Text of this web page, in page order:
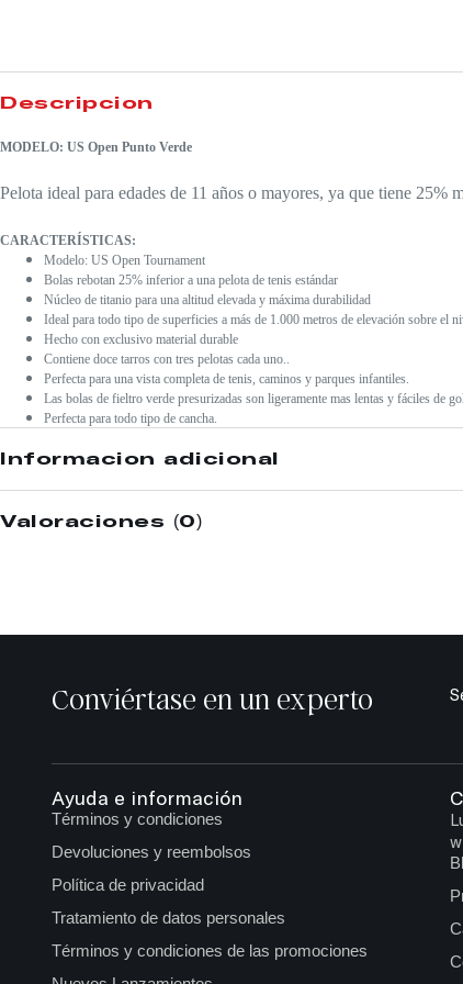
Descripción
MODELO: US Open Punto Verde
Pelota ideal para edades de 11 años o mayores, ya que tiene 25%
CARACTERÍSTICAS:
Modelo: US Open Tournament
Bolas rebotan 25% inferior a una pelota de tenis estándar
Núcleo de titanio para una altitud elevada y máxima durabilidad
Ideal para todo tipo de superficies a más de 1.000 metros de elevación sobre el
Hecho con exclusivo material durable
Contiene doce tarros con tres pelotas cada uno..
Perfecta para una vista completa de tenis, caminos y parques infantiles.
Las bolas de fieltro verde presurizadas son ligeramente mas lentas y fáciles de
Perfecta para todo tipo de cancha.
Información adicional
Valoraciones (0)
Conviértase en un experto
Ayuda e información
Términos y condiciones
Devoluciones y reembolsos
Política de privacidad
Tratamiento de datos personales
Términos y condiciones de las promociones